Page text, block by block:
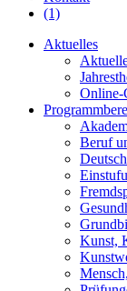
(1)
Aktuelles
Online-
Beruf
Deutsch
Kunst,